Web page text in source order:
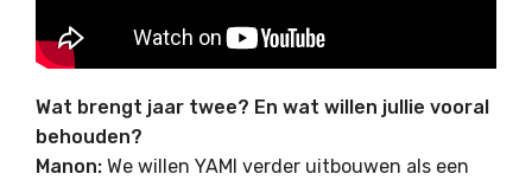
Wat brengt jaar twee? En wat willen jullie vooral
behouden?
Manon: We willen YAMI verder uitbouwen als een